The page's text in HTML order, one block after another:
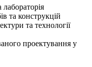
та конструкцій
та технології
проектування у